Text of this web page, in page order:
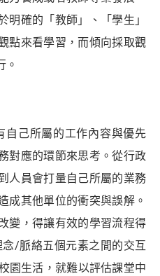
明確的「教師」、「學生」
點來看學習，而傾向採取觀
。
己所屬的工作內容與優先
對應的環節來思考。從行政
人員會打量自己所屬的業務
成其他單位的衝突與誤解。
變，得讓有效的學習流程得
/脈絡五個元素之間的交互
園生活，就難以評估課堂中